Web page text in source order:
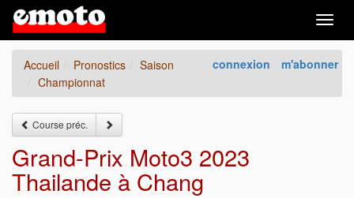
connexion m'abonner
Accueil Pronostics
Saison
Championnat
Course préc.
Grand-Prix Moto3 2023
Thailande à Chang